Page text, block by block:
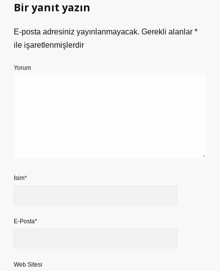
Bir yanıt yazın
E-posta adresiniz yayınlanmayacak. Gerekli alanlar *
ile işaretlenmişlerdir
Yorum
İsim*
E-Posta*
Web Sitesi